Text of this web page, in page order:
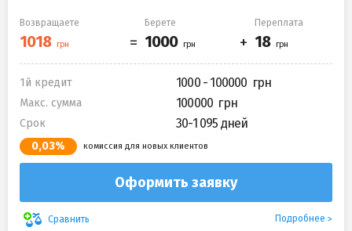
Возвращаете Берете Переплата
1й кредит 1000 - 100000
Макс. сумма 100000
Срок 30-1 095 дней
0,03% комиссия для новых клиентов
Оформить заявку
Сравнить Подробнее